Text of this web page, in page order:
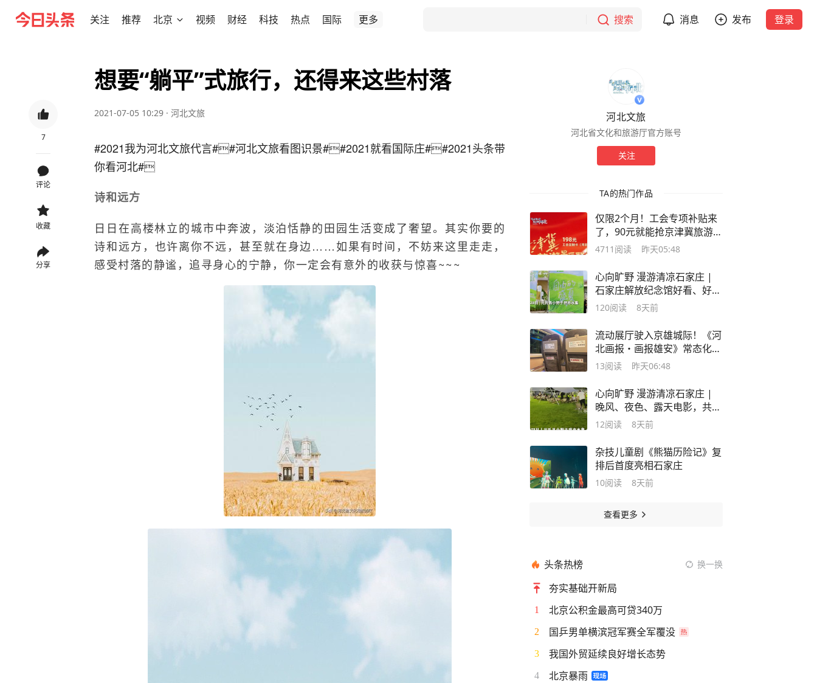
关注 推荐 北京 视频 财经 科技 热点 国际 更多 搜索 消息 发布 登录
7
评论
收藏
分享
想要“躺平”式旅行，还得来这些村落
2021-07-05 10:29 · 河北文旅
#2021我为河北文旅代言##河北文旅看图识景##2021就看国际庄##2021头条带
你看河北#
诗和远方
日日在高楼林立的城市中奔波，淡泊恬静的田园生活变成了奢望。其实你要的
诗和远方，也许离你不远，甚至就在身边……如果有时间，不妨来这里走走，
感受村落的静谧，追寻身心的宁静，你一定会有意外的收获与惊喜~~~
河北文旅
河北省文化和旅游厅官方账号
关注
TA的热门作品
仅限2个月！工会专项补贴来
了，90元就能抢京津冀旅游景
区联票！
4711 阅读 昨天05:48
心向旷野 漫游清凉石家庄 |
石家庄解放纪念馆好看、好
逛，夏日打卡沉浸式互动新体
120阅读 8天前
流动展厅驶入京雄城际！《河
北画报・画报雄安》常态化陈
列，打造行走的雄安宣传窗口
13阅读 昨天06:48
心向旷野 漫游清凉石家庄 |
晚风、夜色、露天电影，共享
夏夜光影盛宴
12阅读 8天前
杂技儿童剧《熊猫历险记》复
排后首度亮相石家庄
10阅读 8天前
查看更多
头条热榜 换一换
夯实基础开新局
1 北京公积金最高可贷340万
2 国乒男单横滨冠军赛全军覆没
3 我国外贸延续良好增长态势
4 北京暴雨